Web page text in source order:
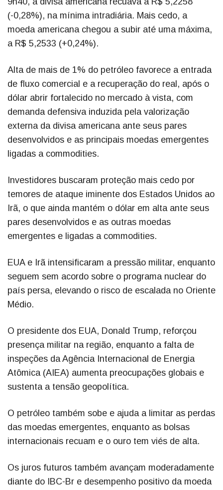
(-0,28%), na mínima intradiária. Mais cedo, a
moeda americana chegou a subir até uma máxima,
a R$ 5,2533 (+0,24%).
Alta de mais de 1% do petróleo favorece a entrada
de fluxo comercial e a recuperação do real, após o
dólar abrir fortalecido no mercado à vista, com
demanda defensiva induzida pela valorização
externa da divisa americana ante seus pares
desenvolvidos e as principais moedas emergentes
ligadas a commodities.
Investidores buscaram proteção mais cedo por
temores de ataque iminente dos Estados Unidos ao
Irã, o que ainda mantém o dólar em alta ante seus
pares desenvolvidos e as outras moedas
emergentes e ligadas a commodities.
EUA e Irã intensificaram a pressão militar, enquanto
seguem sem acordo sobre o programa nuclear do
país persa, elevando o risco de escalada no Oriente
Médio.
O presidente dos EUA, Donald Trump, reforçou
presença militar na região, enquanto a falta de
inspeções da Agência Internacional de Energia
Atômica (AIEA) aumenta preocupações globais e
sustenta a tensão geopolítica.
O petróleo também sobe e ajuda a limitar as perdas
das moedas emergentes, enquanto as bolsas
internacionais recuam e o ouro tem viés de alta.
Os juros futuros também avançam moderadamente
diante do IBC-Br e desempenho positivo da moeda